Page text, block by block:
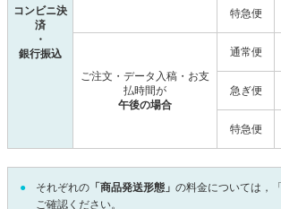
コンビニ決
済
・
銀行振込
特急便
ご注文・データ入稿・お支
払時間が
午後の場合
通常便
急ぎ便
特急便
それぞれの「商品発送形態」 の料金については，「
ご確認ください。